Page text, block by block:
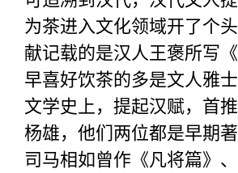
为茶进入文化领域开了个
献记载的是汉人王褒所写
早喜好饮茶的多是文人雅
文学史上，提起汉赋，首
杨雄，他们两位都是早期著
司马相如曾作《凡将篇》